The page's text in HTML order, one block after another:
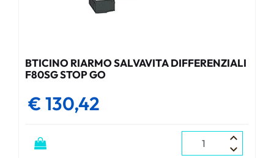
BTICINO RIARMO SALVAVITA DIFFERENZIALI
F80SG STOP GO
€ 130,42
Quantità